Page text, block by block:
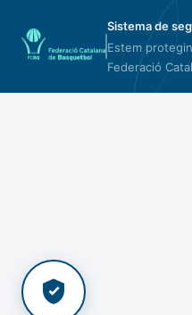
Sistema de
Estem
Federació